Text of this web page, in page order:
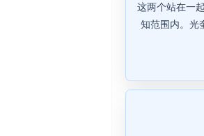
这两个站在一
知范围内。光